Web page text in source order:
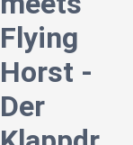
Flying
Horst -
Der